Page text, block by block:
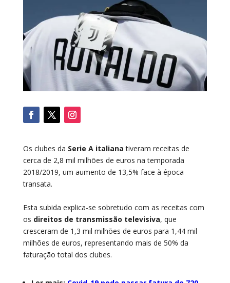
Os clubes da Serie A italiana tiveram receitas de
cerca de 2,8 mil milhões de euros na temporada
2018/2019, um aumento de 13,5% face à época
transata.
Esta subida explica-se sobretudo com as receitas com
os direitos de transmissão televisiva, que
cresceram de 1,3 mil milhões de euros para 1,44 mil
milhões de euros, representando mais de 50% da
faturação total dos clubes.